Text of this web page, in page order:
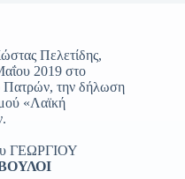
Πελετίδης,
2019 στο
Πατρών, την δήλωση
«Λαϊκή
ΓΕΩΡΓΙΟΥ